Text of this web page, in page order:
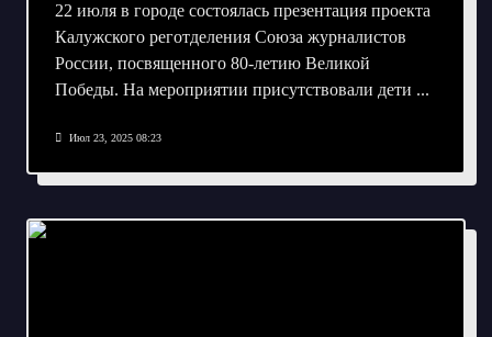
22 июля в городе состоялась презентация проекта
Калужского реготделения Союза журналистов
России, посвященного 80-летию Великой
Победы. На мероприятии присутствовали дети ...
Июл 23, 2025 08:23